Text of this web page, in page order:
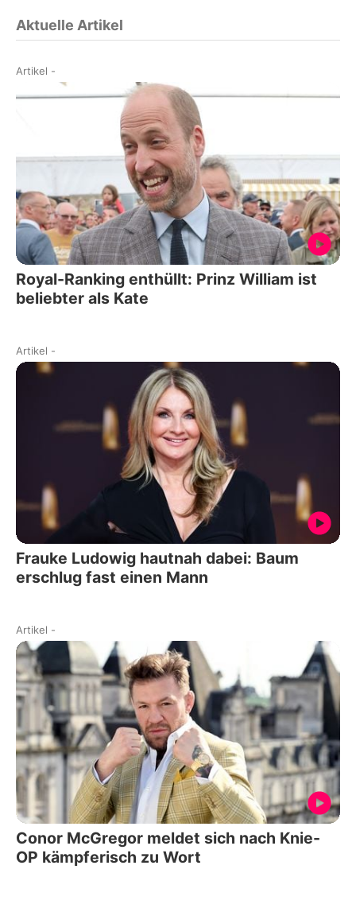
Aktuelle Artikel
Artikel -
Royal-Ranking enthüllt: Prinz William ist
beliebter als Kate
Artikel -
Frauke Ludowig hautnah dabei: Baum
erschlug fast einen Mann
Artikel -
Conor McGregor meldet sich nach Knie-
OP kämpferisch zu Wort